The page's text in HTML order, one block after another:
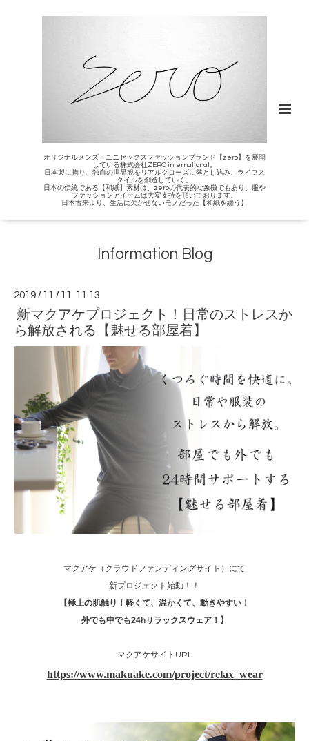
オリジナルメンズ・ユニセックスファッションブランド【zero】を展開
している株式会社ZERO international。
日本製に拘り、独自の世界観をリアルクローズに落とし込み、ライフス
タイルを創造していく。
日本の伝統である【和紙】素材は、zeroの代表的な象徴でもあり、服や
ファッションアイテムは大変支持を頂いております。
日本古来より、生活に欠かせないモノだった【和紙を纏う】
Information Blog
2019 / 11 / 11 11:13
新マクアケプロジェクト！日常のストレスか
ら解放される【魅せる部屋着】
マクアケ（クラウドファンディングサイト）にて
新プロジェクト始動！！
【極上の肌触り！軽くて、温かくて、動きやすい！
外でも中でも24hリラックスウェア！】
マクアケサイトURL
https://www.makuake.com/project/relax_wear